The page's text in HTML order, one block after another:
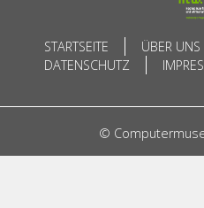
STARTSEITE ÜBER UNS
DATENSCHUTZ
©